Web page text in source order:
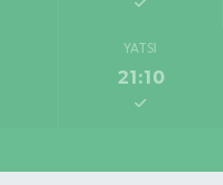
YATSI
21:10